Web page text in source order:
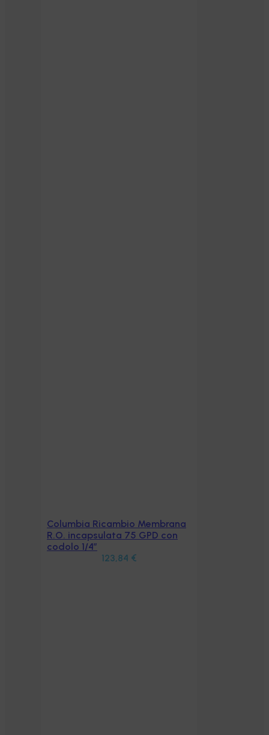
Aggiungi al carrello
Columbia Ricambio Membrana
R.O. incapsulata 75 GPD con
codolo 1/4″
123,84 €